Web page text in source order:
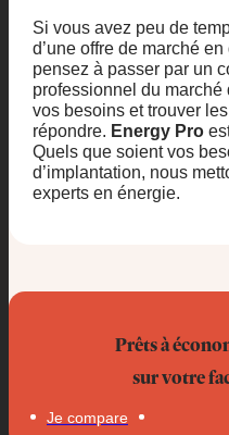
Si vous avez peu de
d’une offre de marché
pensez à passer par un
professionnel du marché
vos besoins et trouver
répondre. Energy Pro
Quels que soient vos
d’implantation, nous
experts en énergie.
Prêts à
sur votre
Je compare